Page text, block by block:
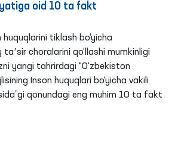
oid 10 ta fakt
huquqlarini tiklash bo‘yicha
choralarini qo‘llashi mumkinligi
yangi tahrirdagi “O‘zbekiston
Inson huquqlari bo‘yicha vakili
qonundagi eng muhim 10 ta fakt